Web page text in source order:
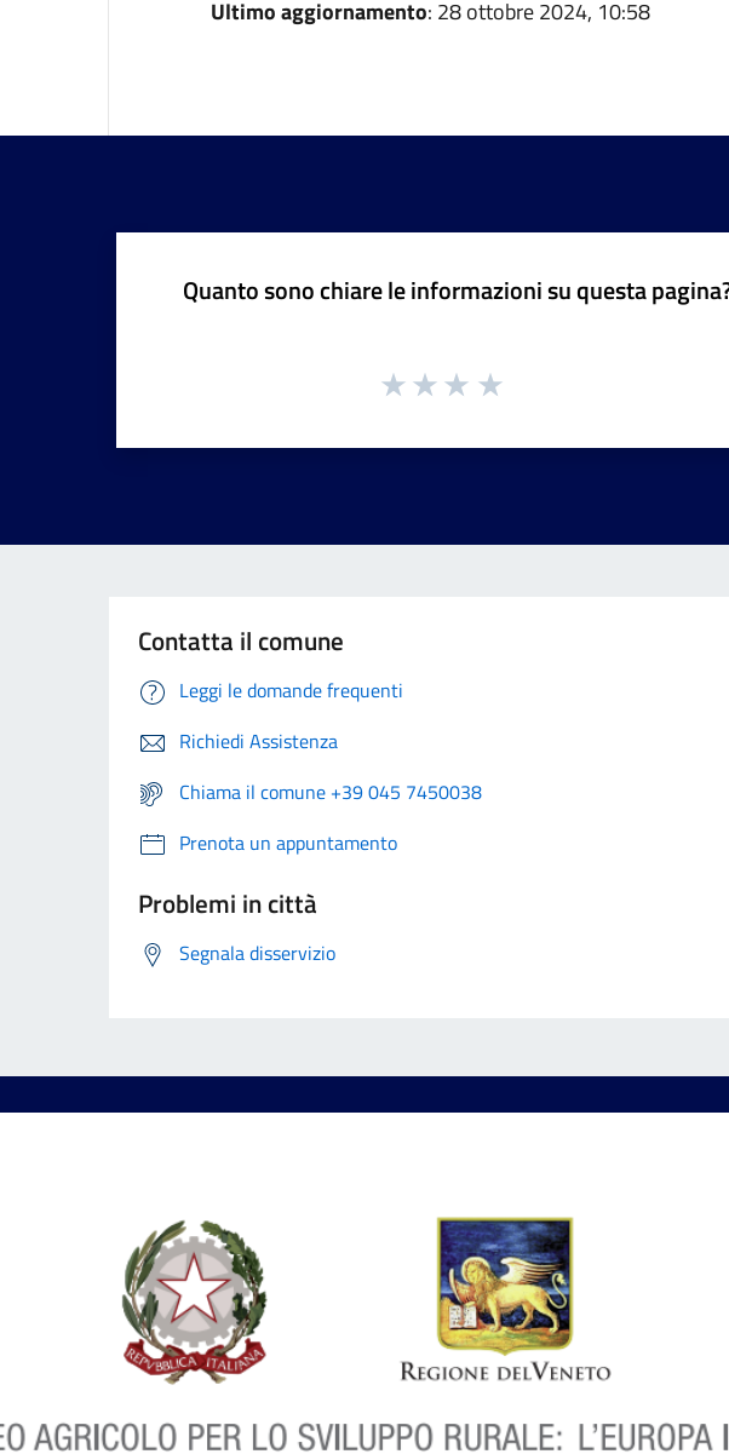
Ultimo aggiornamento: 28 ottobre 2024, 10:58
Quanto sono chiare le informazioni su questa
Contatta il comune
Leggi le domande frequenti
Richiedi Assistenza
Chiama il comune +39 045 7450038
Prenota un appuntamento
Problemi in città
Segnala disservizio